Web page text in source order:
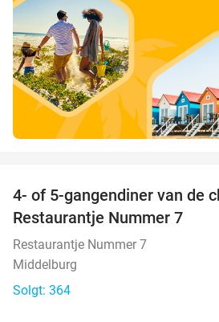
4- of 5-gangendiner van de
Restaurantje Nummer 7
Restaurantje Nummer 7
Middelburg
Solgt: 364